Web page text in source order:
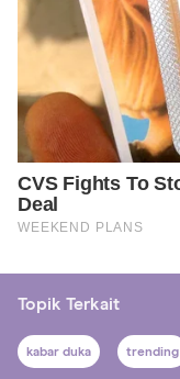
Topik Terkait
kabar duka trending